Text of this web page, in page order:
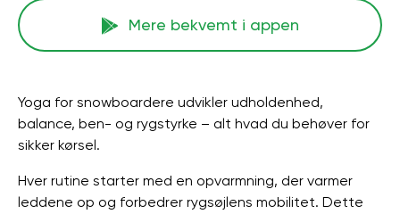
Mere bekvemt i appen
Yoga for snowboardere udvikler udholdenhed,
balance, ben- og rygstyrke – alt hvad du behøver for
sikker kørsel.
Hver rutine starter med en opvarmning, der varmer
leddene op og forbedrer rygsøjlens mobilitet. Dette